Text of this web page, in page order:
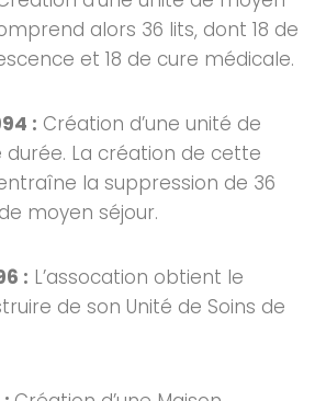
alors 36 lits, dont 18 de
et 18 de cure médicale.
: Création d’une unité de
durée. La création de cette
la suppression de 36
moyen séjour.
: L’assocation obtient le
de son Unité de Soins de